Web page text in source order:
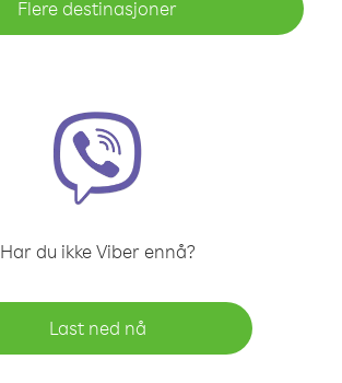
Flere destinasjoner
Har du ikke Viber ennå?
Last ned nå